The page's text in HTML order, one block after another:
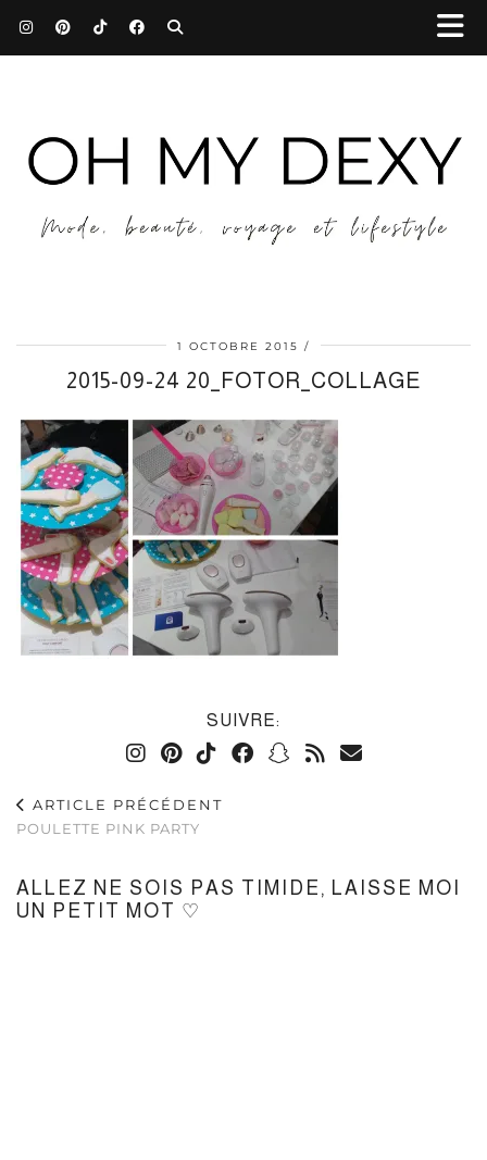
1 OCTOBRE 2015
2015-09-24 20_FOTOR_COLLAGE
SUIVRE:
ARTICLE PRÉCÉDENT
POULETTE PINK PARTY
ALLEZ NE SOIS PAS TIMIDE, LAISSE MOI
UN PETIT MOT ♡